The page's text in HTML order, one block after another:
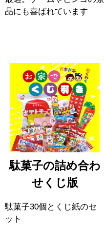
品にも喜ばれています
駄菓子の詰め合わ
せくじ版
駄菓子30個とくじ紙のセ
ット